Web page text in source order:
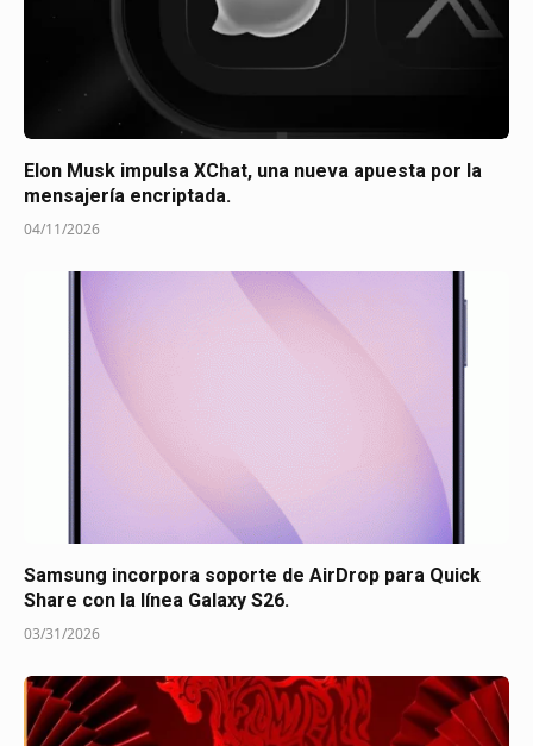
Elon Musk impulsa XChat, una nueva apuesta por la
mensajería encriptada.
04/11/2026
Samsung incorpora soporte de AirDrop para Quick
Share con la línea Galaxy S26.
03/31/2026